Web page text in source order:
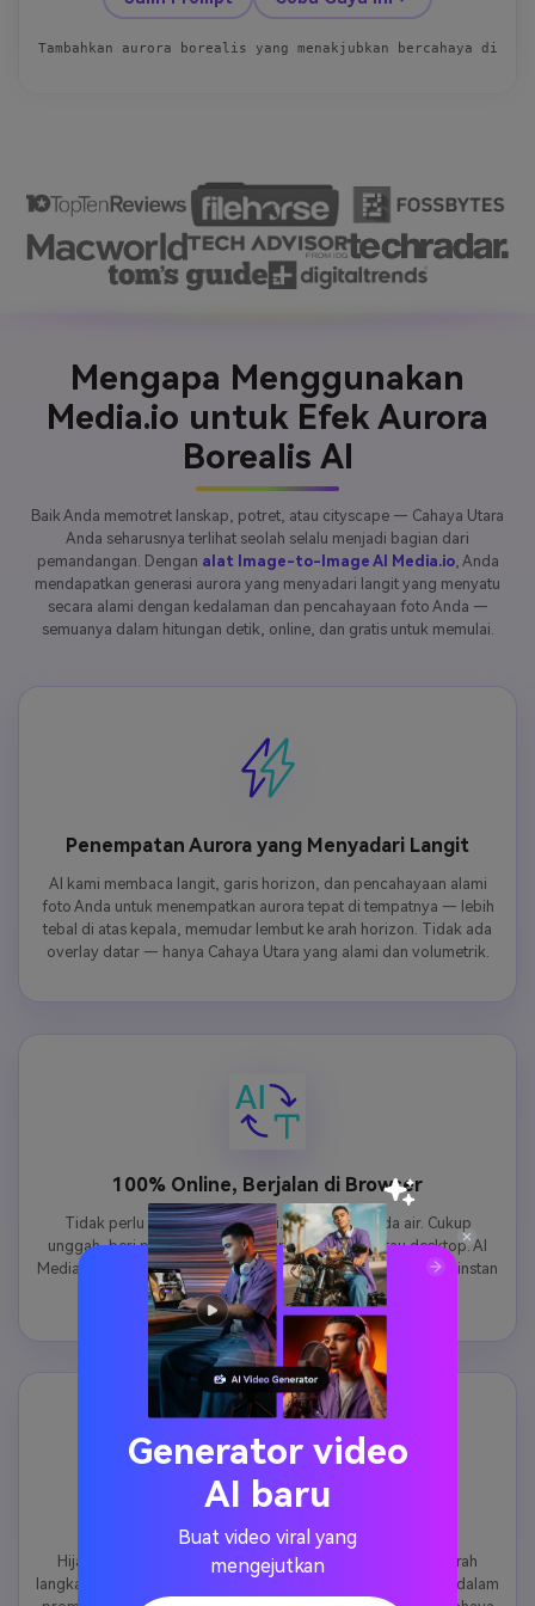
Tambahkan aurora borealis yang menakjubkan bercahaya
Mengapa Menggunakan
Media.io untuk Efek Aurora
Borealis AI
Baik Anda memotret lanskap, potret, atau cityscape — Cahaya Utara
Anda seharusnya terlihat seolah selalu menjadi bagian dari
pemandangan. Dengan alat Image-to-Image AI Media.io, Anda
mendapatkan generasi aurora yang menyadari langit yang menyatu
secara alami dengan kedalaman dan pencahayaan foto Anda —
semuanya dalam hitungan detik, online, dan gratis untuk memulai.
Penempatan Aurora yang Menyadari Langit
AI kami membaca langit, garis horizon, dan pencahayaan alami
foto Anda untuk menempatkan aurora tepat di tempatnya — lebih
tebal di atas kepala, memudar lembut ke arah horizon. Tidak ada
overlay datar — hanya Cahaya Utara yang alami dan volumetrik.
100% Online, Berjalan di Browser
Tidak perlu menginstal aplikasi. Tidak ada tanda air. Cukup
unggah, beri prompt, dan hasilkan — di ponsel atau desktop. AI
Media.io berjalan dengan aman di cloud untuk output aurora instan
dan berkualitas tinggi tanpa perlu mendaftar.
Warna Apa Pun, Intensitas Apa Pun
Hijau cerah klasik, merah muda-ungu romantis, aurora merah
langka, atau tampilan warna-warni — jelaskan palet apa pun dalam
Generator video
AI baru
Buat video viral yang
mengejutkan